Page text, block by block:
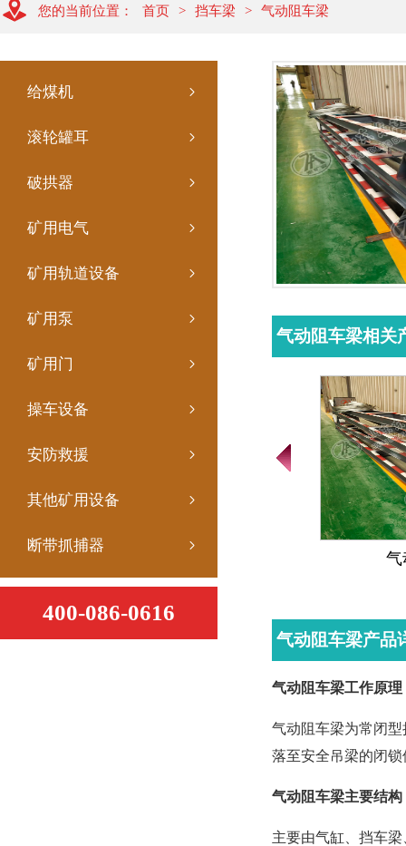
您的当前位置： 首页 > 挡车梁 > 气动阻车梁
给煤机
滚轮罐耳
破拱器
矿用电气
矿用轨道设备
矿用泵
矿用门
操车设备
安防救援
其他矿用设备
断带抓捕器
400-086-0616
气动阻车梁相关
气
气动阻车梁产品
气动阻车梁工作原理
气动阻车梁为常闭
落至安全吊梁的闭
气动阻车梁主要结构
主要由气缸、挡车